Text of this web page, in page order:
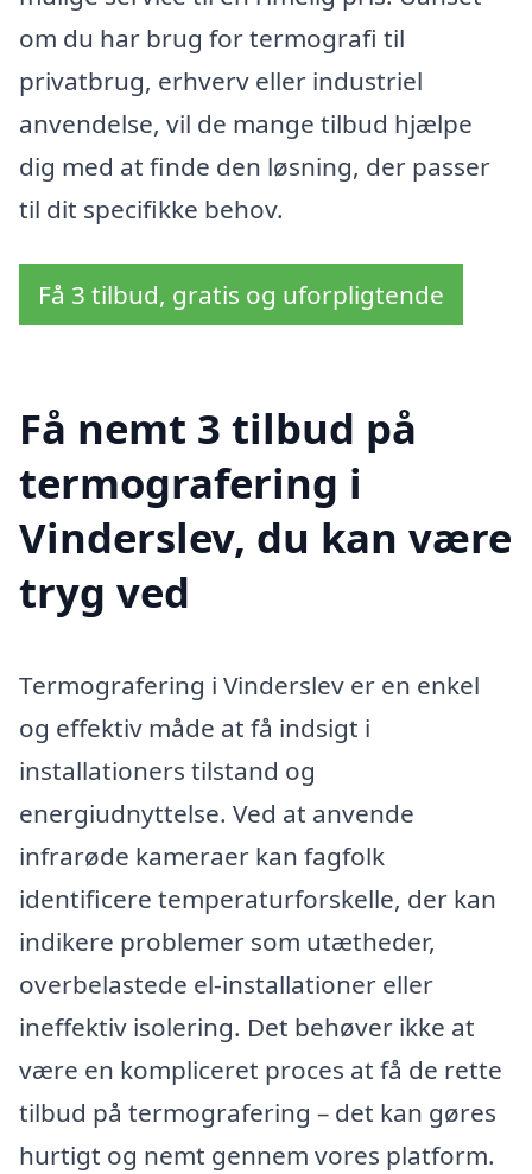
om du har brug for termografi til
privatbrug, erhverv eller industriel
anvendelse, vil de mange tilbud hjælpe
dig med at finde den løsning, der passer
til dit specifikke behov.
Få 3 tilbud, gratis og uforpligtende
Få nemt 3 tilbud på
termografering i
Vinderslev, du kan være
tryg ved
Termografering i Vinderslev er en enkel
og effektiv måde at få indsigt i
installationers tilstand og
energiudnyttelse. Ved at anvende
infrarøde kameraer kan fagfolk
identificere temperaturforskelle, der kan
indikere problemer som utætheder,
overbelastede el-installationer eller
ineffektiv isolering. Det behøver ikke at
være en kompliceret proces at få de rette
tilbud på termografering – det kan gøres
hurtigt og nemt gennem vores platform.